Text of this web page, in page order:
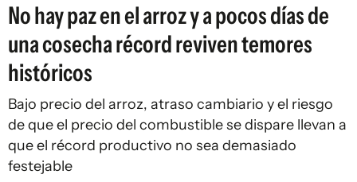
No hay paz en el arroz y a pocos días de
una cosecha récord reviven temores
históricos
Bajo precio del arroz, atraso cambiario y el riesgo
de que el precio del combustible se dispare llevan a
que el récord productivo no sea demasiado
festejable